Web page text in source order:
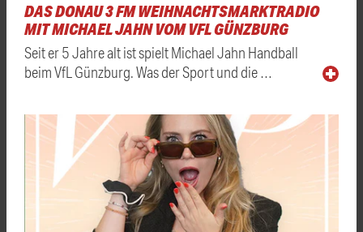
DAS DONAU 3 FM WEIHNACHTSMARKTRADIO
MIT MICHAEL JAHN VOM VFL GÜNZBURG
Seit er 5 Jahre alt ist spielt Michael Jahn Handball
beim VfL Günzburg. Was der Sport und die …